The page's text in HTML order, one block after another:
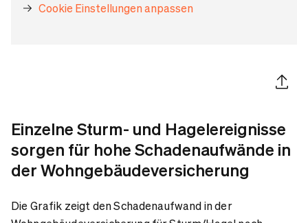
Cookie Einstellungen anpassen
Artikel
Einzelne Sturm- und Hagelereignisse
sorgen für hohe Schadenaufwände in
der Wohngebäudeversicherung
Die Grafik zeigt den Schadenaufwand in der